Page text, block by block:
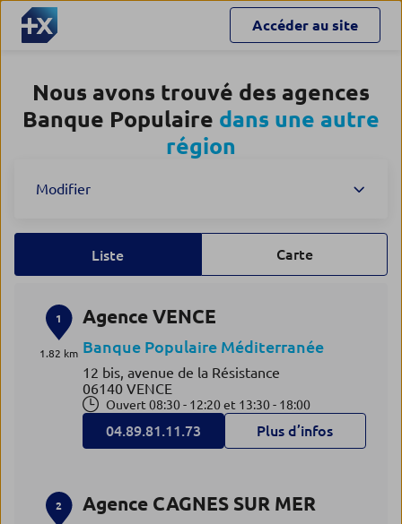
Accéder au site
Nous avons trouvé des agences
Banque Populaire dans une autre
région
Modifier
Liste Carte
1
1.82 km
Agence VENCE
Banque Populaire Méditerranée
12 bis, avenue de la Résistance
06140 VENCE
Ouvert 08:30 - 12:20 et 13:30 - 18:00
04.89.81.11.73 Plus d’infos
2 Agence CAGNES SUR MER